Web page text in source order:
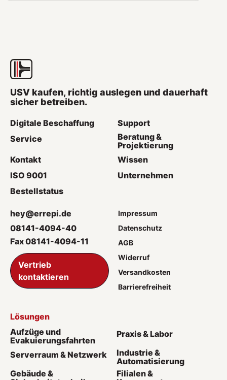
USV kaufen, richtig auslegen und dauerhaft
sicher betreiben.
Digitale Beschaffung
Support
Service
Beratung &
Projektierung
Kontakt
Wissen
ISO 9001
Unternehmen
Bestellstatus
hey@errepi.de
08141-4094-40
Fax 08141-4094-11
Vertrieb
kontaktieren
Impressum
Datenschutz
AGB
Widerruf
Versandkosten
Barrierefreiheit
Lösungen
Aufzüge und
Evakuierungsfahrten
Praxis & Labor
Serverraum & Netzwerk
Industrie &
Automatisierung
Gebäude &
Filialen &